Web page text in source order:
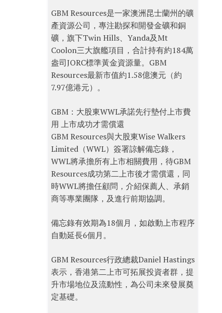
GBM Resources是一家澳洲昆士蘭州的礦
產資源公司，專注勘探和開發金礦和銅
礦，旗下Twin Hills、Yanda及Mt
Coolon三大旗艦項目，合計持有約184萬
盎司JORC標準黃金資源量。GBM
Resources最新市值約1.58億澳元（約
7.97億港元）。
GBM：大股東WWL承諾先行墊付上市費
用 上市成功才需償還
GBM Resources與大股東Wise Walkers
Limited（WWL）簽署諒解備忘錄，
WWL將承擔所有上市相關費用，待GBM
Resources成功第二上市後才需償還，同
時WWL將擔任顧問，介紹保薦人、承銷
商等專業團隊，及進行前期協調。
備忘錄有效期為18個月，如啟動上市程序
自動延長6個月。
GBM Resources行政總裁Daniel Hastings
表示，香港第二上市可拓展投資者群，提
升市場地位及流動性，為公司未來發展奠
定基礎。